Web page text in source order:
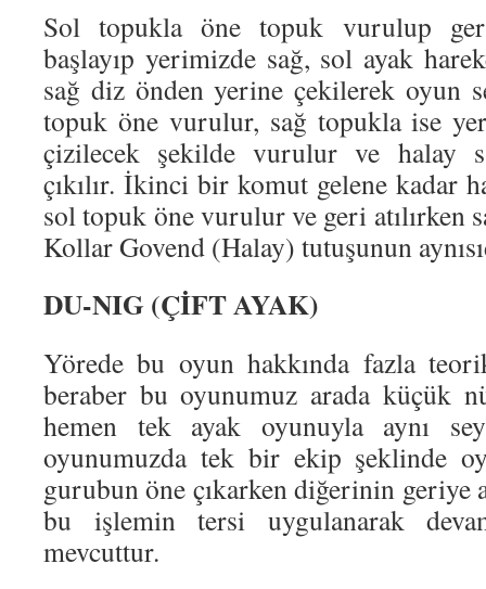
Sol topukla öne topuk vurulup
başlayıp yerimizde sağ, sol ayak
sağ diz önden yerine çekilerek oyun
topuk öne vurulur, sağ topukla ise
çizilecek şekilde vurulur ve halay
çıkılır. İkinci bir komut gelene kadar
sol topuk öne vurulur ve geri atılırken
Kollar Govend (Halay) tutuşunun
DU-NIG (ÇİFT AYAK)
Yörede bu oyun hakkında fazla
beraber bu oyunumuz arada küçük
hemen tek ayak oyunuyla aynı
oyunumuzda tek bir ekip şeklinde
gurubun öne çıkarken diğerinin geriye
bu işlemin tersi uygulanarak
mevcuttur.